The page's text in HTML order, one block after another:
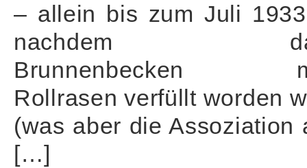
– allein bis zum Juli
nachdem
Brunnenbecken
Rollrasen verfüllt worden
(was aber die Assoziation
[…]